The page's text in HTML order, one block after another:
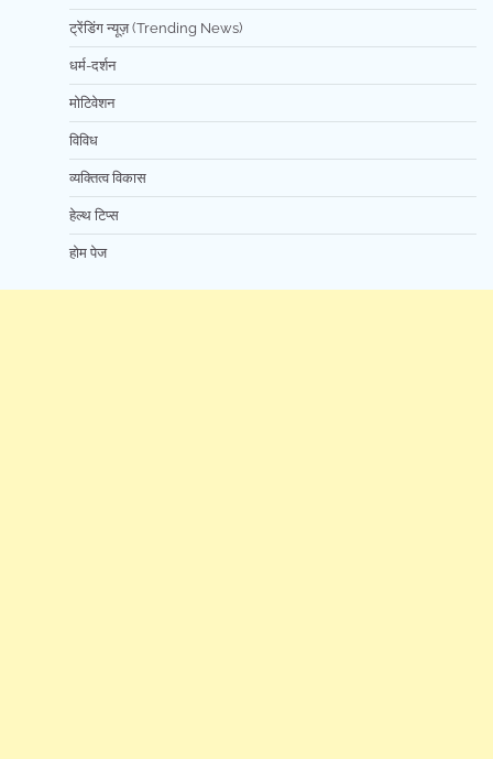
ट्रेंडिंग न्यूज़ (Trending News)
धर्म-दर्शन
मोटिवेशन
विविध
व्यक्तित्व विकास
हेल्थ टिप्स
होम पेज